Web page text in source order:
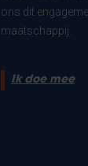
ons dit
maatschappij.
Ik doe mee